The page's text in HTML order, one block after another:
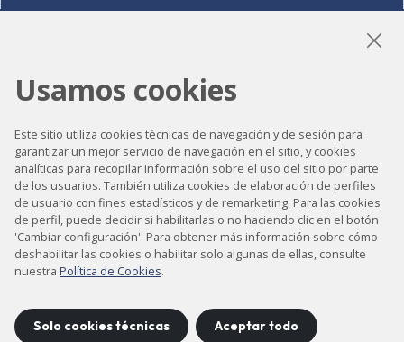
LinkedInInstagram
Accesibilidad
Contacto
Aviso legal
Política de privacidad
Mapa del sitio
Usamos cookies
Este sitio utiliza cookies técnicas de navegación y de sesión para
garantizar un mejor servicio de navegación en el sitio, y cookies
analíticas para recopilar información sobre el uso del sitio por parte
de los usuarios. También utiliza cookies de elaboración de perfiles
de usuario con fines estadísticos y de remarketing. Para las cookies
de perfil, puede decidir si habilitarlas o no haciendo clic en el botón
'Cambiar configuración'. Para obtener más información sobre cómo
deshabilitar las cookies o habilitar solo algunas de ellas, consulte
nuestra Política de Cookies.
Solo cookies técnicas Aceptar todo